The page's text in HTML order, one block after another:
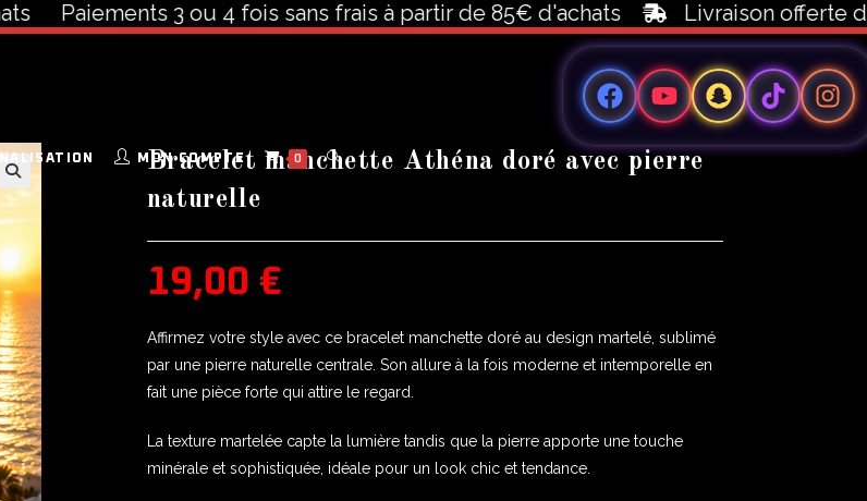
Paiements 3 ou 4 fois sans frais à partir de 85€ d'achats Livraison offerte dès
MON COMPTE 0
🔍
Bracelet manchette Athéna doré avec pierre
naturelle
19,00 €
Affirmez votre style avec ce bracelet manchette doré au design martelé, sublimé
par une pierre naturelle centrale. Son allure à la fois moderne et intemporelle en
fait une pièce forte qui attire le regard.
La texture martelée capte la lumière tandis que la pierre apporte une touche
minérale et sophistiquée, idéale pour un look chic et tendance.